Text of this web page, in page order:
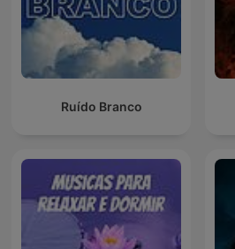
Ruído Branco